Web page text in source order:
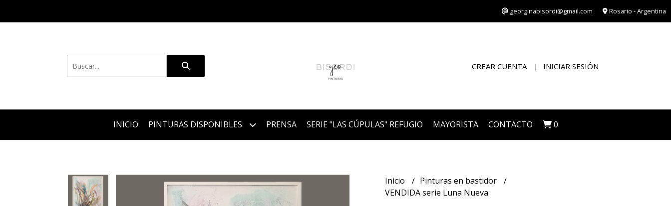
georginabisordi@gmail.com Rosario - Argentina
CREAR CUENTA INICIAR SESIÓN
INICIO PINTURAS DISPONIBLES PRENSA SERIE "LAS CÚPULAS" REFUGIO MAYORISTA CONTACTO 0
Inicio
Pinturas en bastidor
VENDIDA serie Luna Nueva